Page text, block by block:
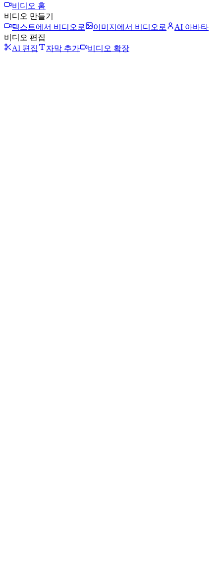
비디오 홈
비디오 만들기
텍스트에서 비디오로
이미지에서 비디오로
AI 아바타
비디오 편집
AI 편집
자막 추가 비디오 확장